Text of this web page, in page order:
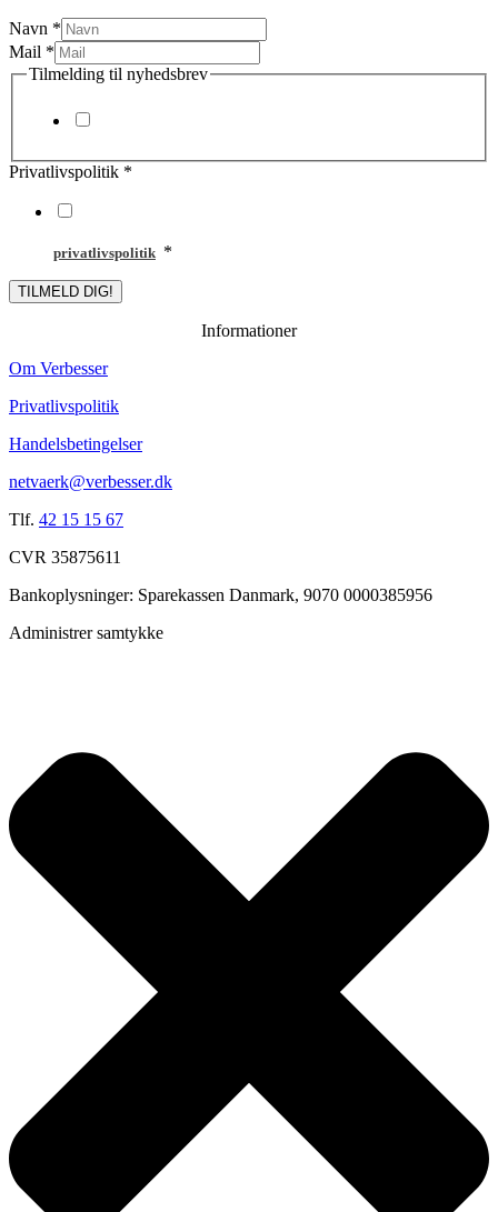
Navn *
Mail *
Tilmelding til nyhedsbrev
Privatlivspolitik *
privatlivspolitik *
TILMELD DIG!
Informationer
Om Verbesser
Privatlivspolitik
Handelsbetingelser
netvaerk@verbesser.dk
Tlf. 42 15 15 67
CVR 35875611
Bankoplysninger: Sparekassen Danmark, 9070 0000385956
Administrer samtykke